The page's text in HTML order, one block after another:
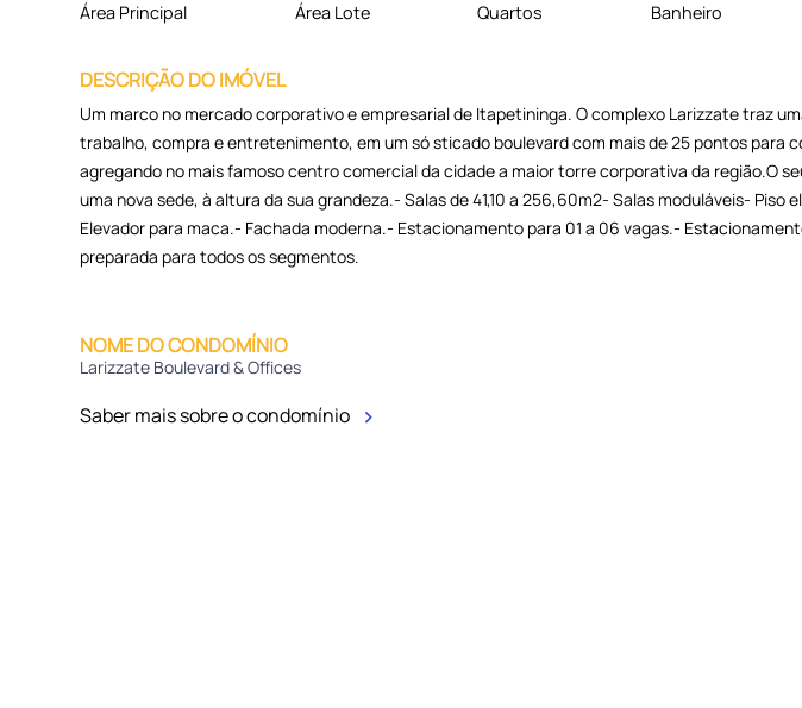
Área Principal
Área Lote
Quartos
Banheiro
DESCRIÇÃO DO IMÓVEL
Um marco no mercado corporativo e empresarial de Itapetininga. O complexo Larizzate traz
trabalho, compra e entretenimento, em um só sticado boulevard com mais de 25 pontos para
agregando no mais famoso centro comercial da cidade a maior torre corporativa da região.O
uma nova sede, à altura da sua grandeza.- Salas de 41,10 a 256,60m2- Salas moduláveis- Piso
Elevador para maca.- Fachada moderna.- Estacionamento para 01 a 06 vagas.-
preparada para todos os segmentos.
NOME DO CONDOMÍNIO
Larizzate Boulevard & Offices
Saber mais sobre o condomínio